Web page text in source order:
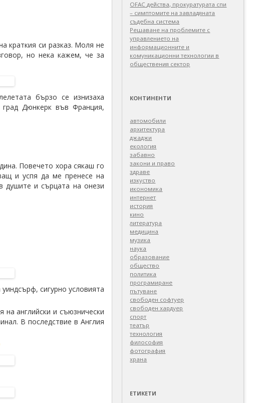
краткия си разказ. Моля не
но нека кажем, че за
бързо се изнизаха
град Дюнкерк във Франция,
Повечето хора сякаш го
и успя да ме пренесе на
душите и сърцата на онези
сигурно условията
английски и съюзнически
В последствие в Англия
OFAC действа, прокуратурата спи
– симптомите на завладяната
съдебна система
Решаване на проблемите с
управлението на
информационните и
комуникационни технологии в
обществения сектор
КОНТИНЕНТИ
автомобили
архитектура
джаджи
екология
забавно
закони и право
здраве
изкуство
икономика
интернет
история
кино
литература
медицина
музика
наука
образование
общество
политика
програмиране
пътуване
свободен софтуер
свободен хардуер
спорт
театър
технология
философия
фотография
храна
ЕТИКЕТИ